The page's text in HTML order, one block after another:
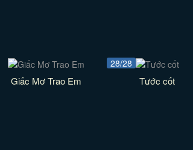
Giấc Mơ Trao Em
28/28
Tước cốt